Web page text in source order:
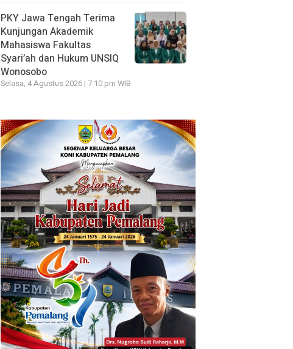
PKY Jawa Tengah Terima
Kunjungan Akademik
Mahasiswa Fakultas
Syari’ah dan Hukum UNSIQ
Wonosobo
Selasa, 4 Agustus 2026 | 7:10 pm WIB